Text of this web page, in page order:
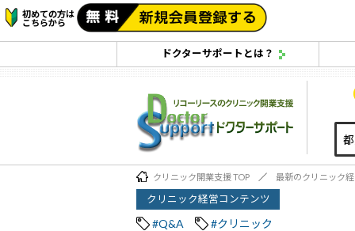
初めての方は
こちらから
ドクターサポートとは？
クリニック開業支援 TOP 最新のクリニック
クリニック経営コンテンツ
#Q&A #クリニック